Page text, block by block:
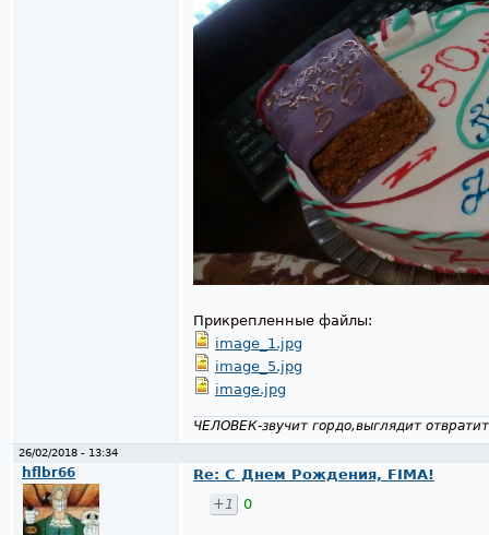
Прикрепленные файлы:
image_1.jpg
image_5.jpg
image.jpg
ЧЕЛОВЕК-звучит гордо,выглядит
26/02/2018 - 13:34
hflbr66
Re: С Днем Рождения, FIMA!
+1
0